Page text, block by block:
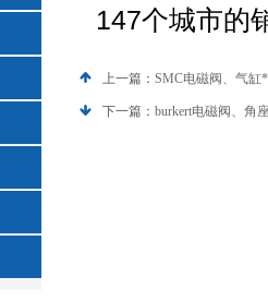
147个城市的
上一篇： SMC电磁阀、气缸*
下一篇： burkert电磁阀、角